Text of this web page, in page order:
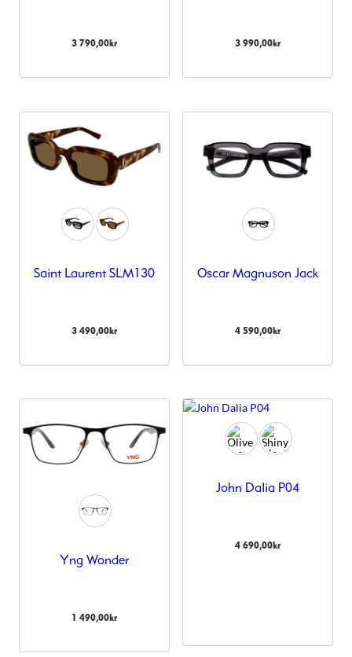
3 790,00kr 3 990,00kr
Saint Laurent SLM130
3 490,00kr
Oscar Magnuson Jack
4 590,00kr
Yng Wonder
1 490,00kr
John Dalia P04
4 690,00kr